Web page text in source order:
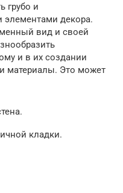
грубо и
элементами декора.
вид и своей
и в их создании
материалы. Это может
кладки.